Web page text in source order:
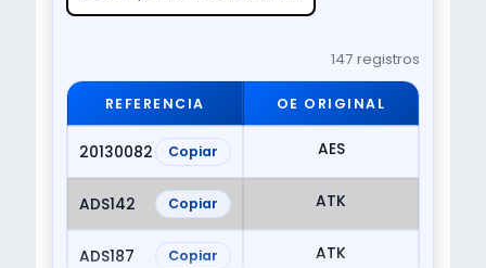
147 registros
REFERENCIA OE ORIGINAL
20130082 Copiar AES
ADS142 Copiar ATK
ADS187 Copiar ATK